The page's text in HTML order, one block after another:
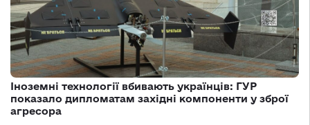
Іноземні технології вбивають українців: ГУР
показало дипломатам західні компоненти у зброї
агресора